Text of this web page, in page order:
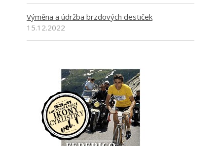
Výměna a údržba brzdových destiček
15.12.2022